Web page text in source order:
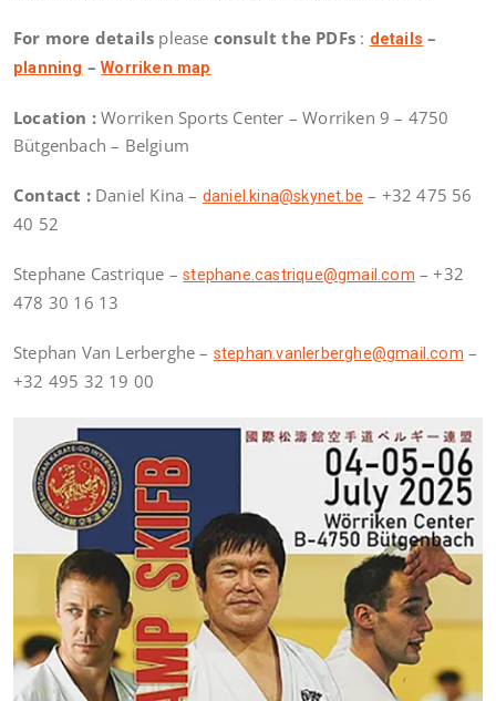
For more details please consult the PDFs : details –
planning –Worriken map
Location :Worriken Sports Center – Worriken 9 – 4750
Bütgenbach – Belgium
Contact : Daniel Kina – daniel.kina@skynet.be – +32 475 56
40 52
Stephane Castrique –stephane.castrique@gmail.com – +32
478 30 16 13
Stephan Van Lerberghe – stephan.vanlerberghe@gmail.com –
+32 495 32 19 00